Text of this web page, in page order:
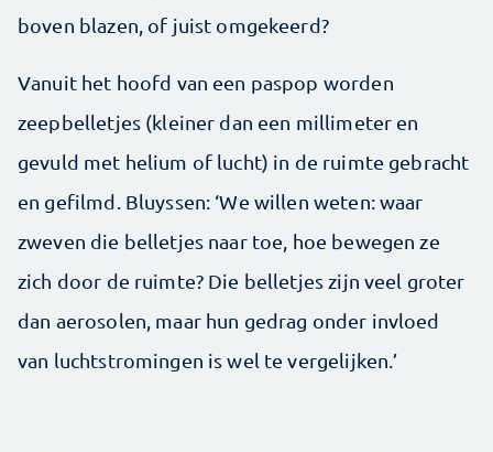
boven blazen, of juist omgekeerd?
Vanuit het hoofd van een paspop worden
zeepbelletjes (kleiner dan een millimeter en
gevuld met helium of lucht) in de ruimte gebracht
en gefilmd. Bluyssen: ‘We willen weten: waar
zweven die belletjes naar toe, hoe bewegen ze
zich door de ruimte? Die belletjes zijn veel groter
dan aerosolen, maar hun gedrag onder invloed
van luchtstromingen is wel te vergelijken.’